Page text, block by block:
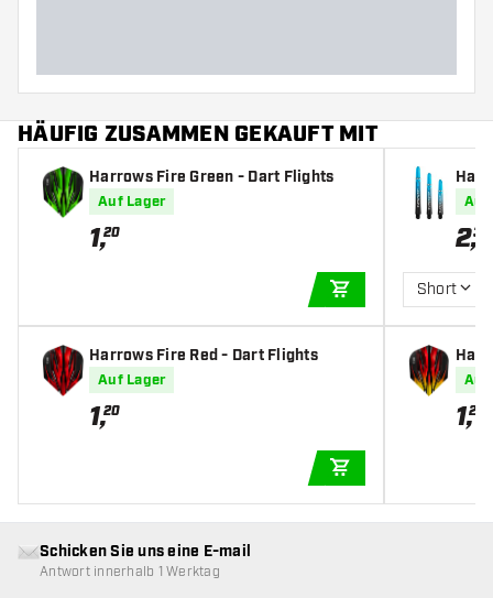
HÄUFIG ZUSAMMEN GEKAUFT MIT
Harrows Fire Green - Dart Flights
Auf Lager
1,20
IN DEN
Harrows Fire Red - Dart Flights
Auf Lager
1,20
-
Auf
2,35
Short
Auf
1,20
Schicken Sie uns eine E-mail
Antwort innerhalb 1 Werktag